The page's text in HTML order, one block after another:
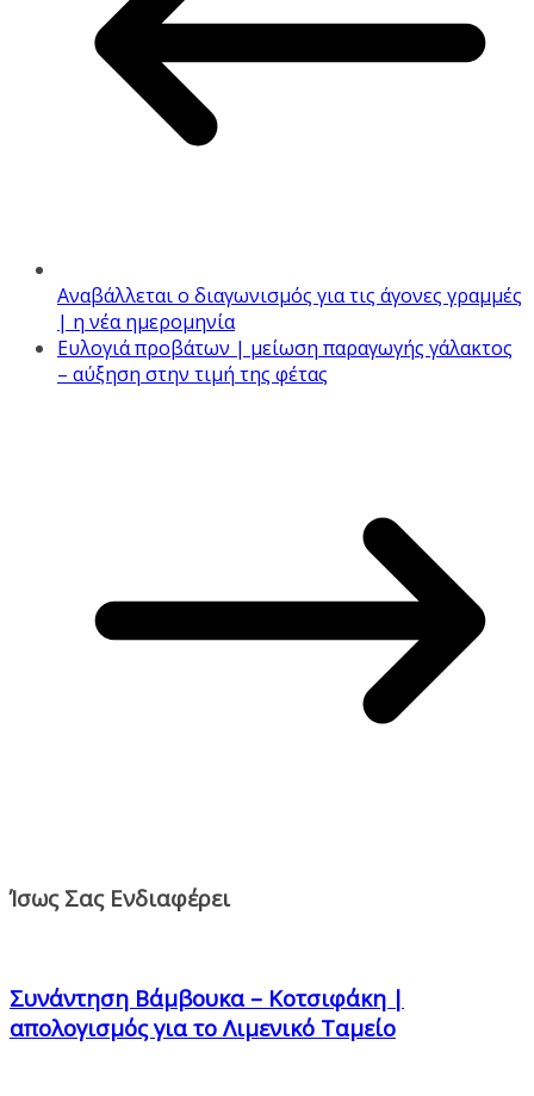
Αναβάλλεται ο διαγωνισμός για τις άγονες γραμμές
| η νέα ημερομηνία
Ευλογιά προβάτων | μείωση παραγωγής γάλακτος
– αύξηση στην τιμή της φέτας
Ίσως Σας Ενδιαφέρει
Συνάντηση Βάμβουκα – Κοτσιφάκη |
απολογισμός για το Λιμενικό Ταμείο